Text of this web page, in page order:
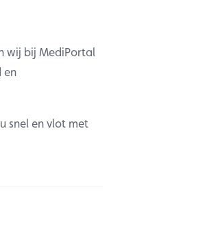
wij bij MediPortal
en
snel en vlot met